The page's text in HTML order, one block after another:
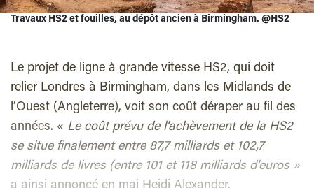
Travaux HS2 et fouilles, au dépôt ancien à Birmingham. @HS2
Le projet de ligne à grande vitesse HS2, qui doit
relier Londres à Birmingham, dans les Midlands de
l’Ouest (Angleterre), voit son coût déraper au fil des
années. « Le coût prévu de l’achèvement de la HS2
se situe finalement entre 87,7 milliards et 102,7
milliards de livres (entre 101 et 118 milliards d’euros »